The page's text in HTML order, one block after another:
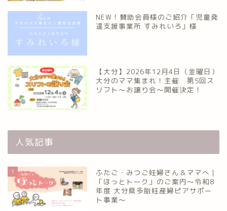
NEW！賛助会員様のご紹介「児童発
達支援事業所 すみれいろ」様
【大分】2026年12月4日（金曜日）
大分のママ集まれ！主催 第5回ス
リフト〜お譲り会〜開催決定！
人気記事
1
ふたご・みつご妊婦さん＆ママへ｜
「ほっとトーク」のご案内～令和8
年度 大分県多胎妊産婦ピアサポー
ト事業～